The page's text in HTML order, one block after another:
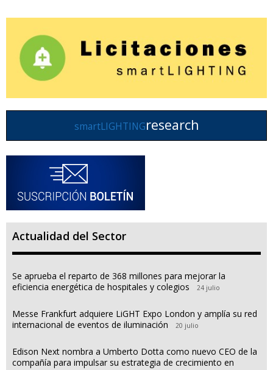
smartLIGHTINGresearch
Actualidad del Sector
Se aprueba el reparto de 368 millones para mejorar la
eficiencia energética de hospitales y colegios
24 julio
Messe Frankfurt adquiere LiGHT Expo London y amplía su red
internacional de eventos de iluminación
20 julio
Edison Next nombra a Umberto Dotta como nuevo CEO de la
compañía para impulsar su estrategia de crecimiento en